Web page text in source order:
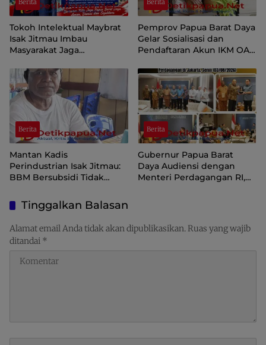
Berita
Tokoh Intelektual Maybrat
Isak Jitmau Imbau
Masyarakat Jaga
81 Kemerdekaan RI
Berita
Pemprov Papua Barat Daya
Gelar Sosialisasi dan
Pendaftaran Akun IKM OAP
Berita
Mantan Kadis
Perindustrian Isak Jitmau:
BBM Bersubsidi Tidak
Distribusi Perlu Diperkuat
Berita
Gubernur Papua Barat
Daya Audiensi dengan
Menteri Perdagangan RI,
Indonesia
Tinggalkan Balasan
Alamat email Anda tidak akan dipublikasikan.Ruas yang wajib
ditandai *